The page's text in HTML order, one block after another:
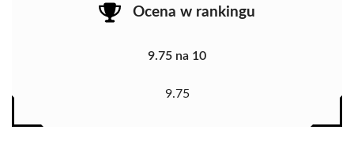
Ocena w rankingu
9.75 na 10
9.75